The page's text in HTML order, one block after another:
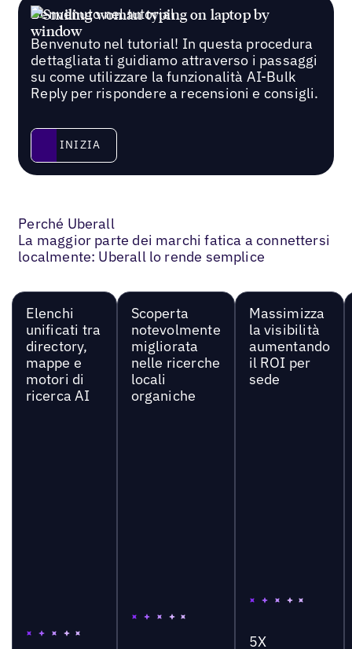
Benvenuto nel tutorial
Benvenuto nel tutorial! In questa procedura
dettagliata ti guidiamo attraverso i passaggi
su come utilizzare la funzionalità AI-Bulk
Reply per rispondere a recensioni e consigli.
IniziaINIZIA
Perché Uberall
La maggior parte dei marchi fatica a connettersi
localmente: Uberall lo rende semplice
Elenchi
unificati tra
directory,
mappe e
motori di
ricerca AI
Scoperta
notevolmente
migliorata
nelle ricerche
locali
organiche
Massimizza
la visibilità
aumentando
il ROI per
sede
5X